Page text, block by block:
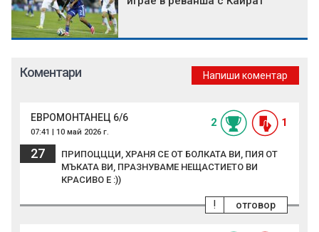
Коментари Напиши коментар
ЕВРОМОНТАНЕЦ 6/6
07:41 | 10 май 2026 г.
2 1
27
ПРИПОЦЦЦИ, ХРАНЯ СЕ ОТ БОЛКАТА ВИ, ПИЯ ОТ
МЪКАТА ВИ, ПРАЗНУВАМЕ НЕЩАСТИЕТО ВИ
КРАСИВО Е :))
отговор
!